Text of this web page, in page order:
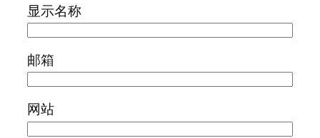
显示名称
邮箱
网站